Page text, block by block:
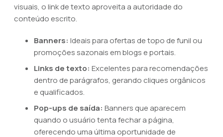
visuais, o link de texto aproveita a autoridade do
conteúdo escrito.
Banners: Ideais para ofertas de topo de funil ou
promoções sazonais em blogs e portais.
Links de texto: Excelentes para recomendações
dentro de parágrafos, gerando cliques orgânicos
e qualificados.
Pop-ups de saída: Banners que aparecem
quando o usuário tenta fechar a página,
oferecendo uma última oportunidade de